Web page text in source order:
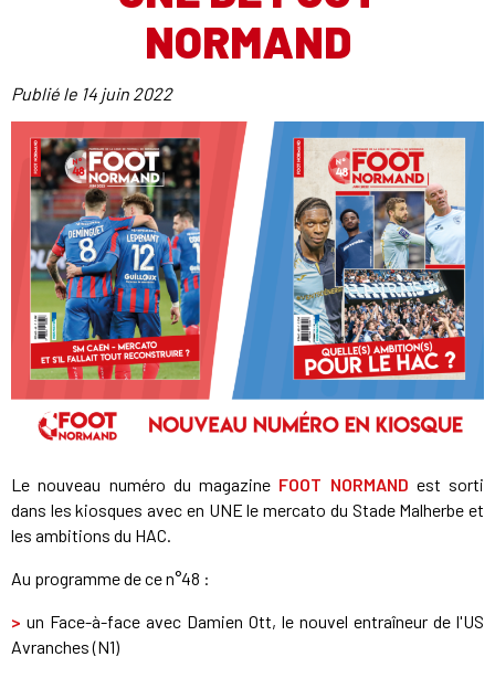
NORMAND
Publié le 14 juin 2022
Le nouveau numéro du magazine FOOT NORMAND est sorti
dans les kiosques avec en UNE le mercato du Stade Malherbe et
les ambitions du HAC.
Au programme de ce n°48 :
> un Face-à-face avec Damien Ott, le nouvel entraîneur de l'US
Avranches (N1)